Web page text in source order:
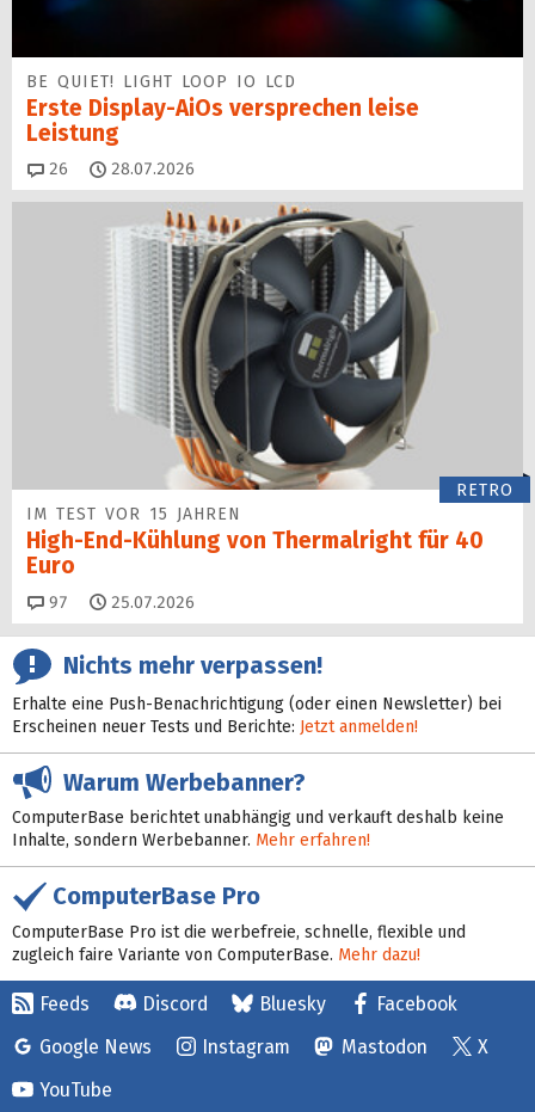
BE QUIET! LIGHT LOOP IO LCD
Erste Display-AiOs versprechen leise
Leistung
26 Kommentare
28.07.2026
RETRO
IM TEST VOR 15 JAHREN
High-End-Kühlung von Thermalright für 40
Euro
97 Kommentare
25.07.2026
Nichts mehr verpassen!
Erhalte eine Push-Benachrichtigung (oder einen Newsletter) bei
Erscheinen neuer Tests und Berichte: Jetzt anmelden!
Warum Werbebanner?
ComputerBase berichtet unabhängig und verkauft deshalb keine
Inhalte, sondern Werbebanner. Mehr erfahren!
ComputerBase Pro
ComputerBase Pro ist die werbefreie, schnelle, flexible und
zugleich faire Variante von ComputerBase. Mehr dazu!
Feeds Discord Bluesky
Facebook
Google News
Instagram Mastodon
X
YouTube